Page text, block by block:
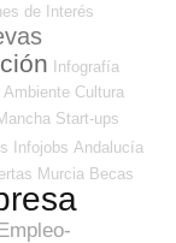
de Interés
Infografía
Ambiente Cultura
Start-ups
Infojobs Andalucía
Murcia Becas